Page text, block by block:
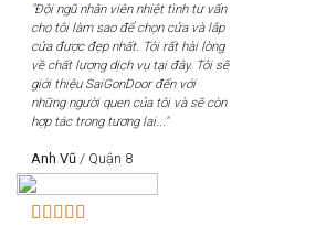
"Đội ngũ nhân viên nhiệt tình tư vấn
cho tôi làm sao để chọn cửa và lắp
cửa được đẹp nhất. Tôi rất hài lòng
về chất lượng dịch vụ tại đây. Tôi sẽ
giới thiệu SaiGonDoor đến với
những người quen của tôi và sẽ còn
hợp tác trong tương lai..."
Anh Vũ / Quận 8